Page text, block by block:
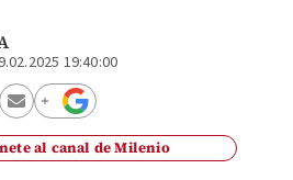
19:40:00
al canal de Milenio